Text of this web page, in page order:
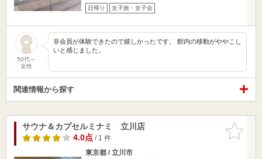
日帰り 女子旅・女子会
50代～
女性
非会員が体験できたので嬉しかったです。 館内の移動がややこし
いと感じました。
関連情報から探す
お気に入
りに追加
サウナ＆カプセルミナミ 立川店
4.0点/ 1 件
東京都 / 立川市